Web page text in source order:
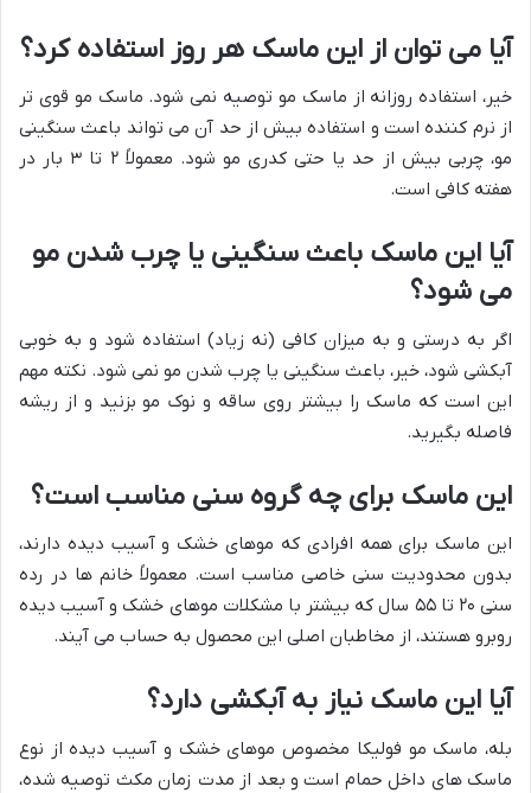
آیا می توان از این ماسک هر روز استفاده کرد؟
خیر، استفاده روزانه از ماسک مو توصیه نمی شود. ماسک مو قوی تر
از نرم کننده است و استفاده بیش از حد آن می تواند باعث سنگینی
مو، چربی بیش از حد یا حتی کدری مو شود. معمولاً ۲ تا ۳ بار در
هفته کافی است.
آیا این ماسک باعث سنگینی یا چرب شدن مو
می شود؟
اگر به درستی و به میزان کافی (نه زیاد) استفاده شود و به خوبی
آبکشی شود، خیر، باعث سنگینی یا چرب شدن مو نمی شود. نکته مهم
این است که ماسک را بیشتر روی ساقه و نوک مو بزنید و از ریشه
فاصله بگیرید.
این ماسک برای چه گروه سنی مناسب است؟
این ماسک برای همه افرادی که موهای خشک و آسیب دیده دارند،
بدون محدودیت سنی خاصی مناسب است. معمولاً خانم ها در رده
سنی ۲۰ تا ۵۵ سال که بیشتر با مشکلات موهای خشک و آسیب دیده
روبرو هستند، از مخاطبان اصلی این محصول به حساب می آیند.
آیا این ماسک نیاز به آبکشی دارد؟
بله، ماسک مو فولیکا مخصوص موهای خشک و آسیب دیده از نوع
ماسک های داخل حمام است و بعد از مدت زمان مکث توصیه شده،